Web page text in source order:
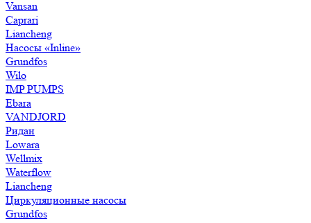
Vansan
Caprari
Liancheng
Насосы «Inline»
Grundfos
Wilo
IMP PUMPS
Ebara
VANDJORD
Ридан
Lowara
Wellmix
Waterflow
Liancheng
Циркуляционные насосы
Grundfos